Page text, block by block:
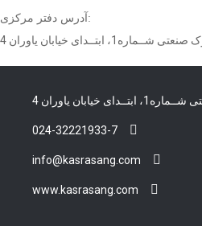
آدرس دفتر مرکزی:
ابتــدای خیابان یاوران 4
خیابان یاوران 4
024-32221933-7
info@kasrasang.com
www.kasrasang.com